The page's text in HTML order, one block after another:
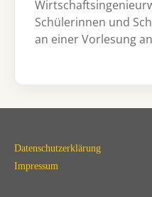
Schülerinnen und
an einer Vorlesung
Datenschutzerklärung
Impressum